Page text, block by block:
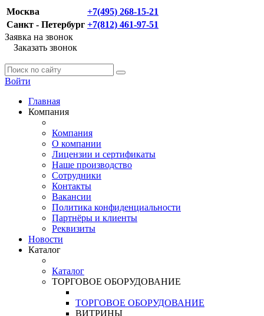
Москва
+7(495) 268-15-21
Санкт - Петербург +7(812) 461-97-51
Заявка на звонок
Заказать звонок
Войти
Главная
Компания
Компания
О компании
Лицензии и сертификаты
Наше производство
Сотрудники
Контакты
Вакансии
Политика конфиденциальности
Партнёры и клиенты
Реквизиты
Новости
Каталог
Каталог
ТОРГОВОЕ ОБОРУДОВАНИЕ
ТОРГОВОЕ ОБОРУДОВАНИЕ
ВИТРИНЫ